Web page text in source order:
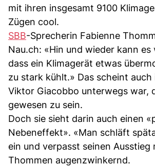
mit ihren insgesamt 9100
Zügen cool.
SBB-Sprecherin Fabienne
Nau.ch: «Hin und wieder kann es
dass ein Klimagerät etwas
zu stark kühlt.» Das scheint auch
Viktor Giacobbo unterwegs war,
gewesen zu sein.
Doch sie sieht darin auch einen
Nebeneffekt». «Man schläft
ein und verpasst seinen Ausstieg
Thommen augenzwinkernd.